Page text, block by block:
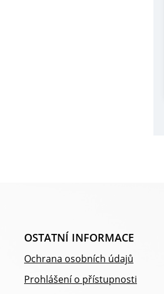
OSTATNÍ INFORMACE
Ochrana osobních údajů
Prohlášení o přístupnosti